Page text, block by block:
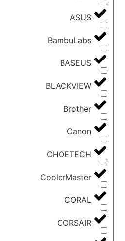
ASUS
BambuLabs
BASEUS
BLACKVIEW
Brother
Canon
CHOETECH
CoolerMaster
CORAL
CORSAIR